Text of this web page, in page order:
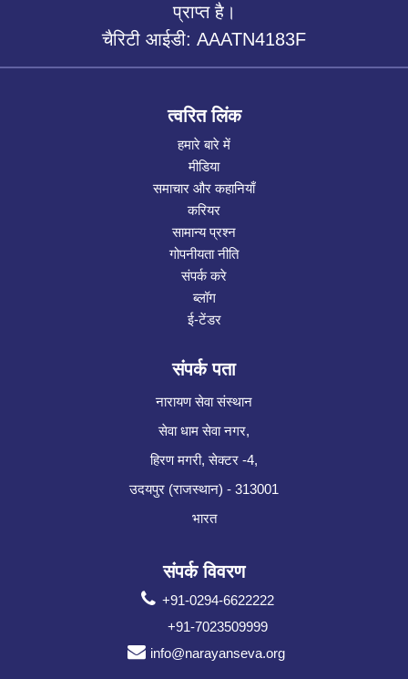
प्राप्त है।
चैरिटी आईडी: AAATN4183F
त्वरित लिंक
हमारे बारे में
मीडिया
समाचार और कहानियाँ
करियर
सामान्य प्रश्न
गोपनीयता नीति
संपर्क करे
ब्लॉग
ई-टेंडर
संपर्क पता
नारायण सेवा संस्थान
सेवा धाम सेवा नगर,
हिरण मगरी, सेक्टर -4,
उदयपुर (राजस्थान) - 313001
भारत
संपर्क विवरण
+91-0294-6622222
+91-7023509999
info@narayanseva.org